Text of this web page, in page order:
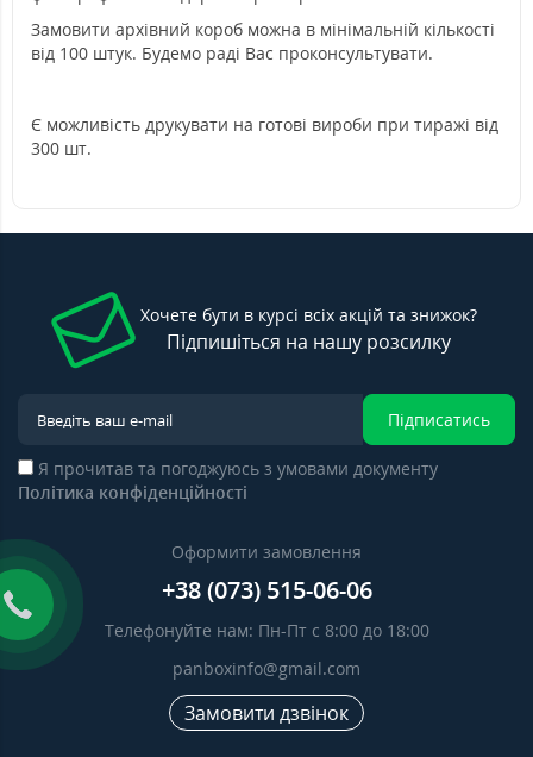
Замовити архівний короб можна в мінімальній кількості
від 100 штук. Будемо раді Вас проконсультувати.
Є можливість друкувати на готові вироби при тиражі від
300 шт.
Хочете бути в курсі всіх акцій та знижок?
Підпишіться на нашу розсилку
Підписатись
Я прочитав та погоджуюсь з умовами документу
Політика конфіденційності
Оформити замовлення
+38 (073) 515-06-06
Телефонуйте нам: Пн-Пт с 8:00 до 18:00
panboxinfo@gmail.com
Замовити дзвінок